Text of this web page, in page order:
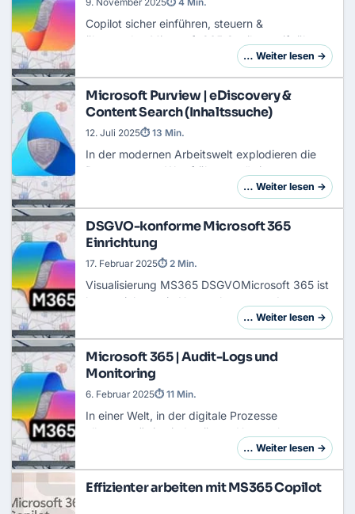
Copilot sicher einführen, steuern &
überwachenMicrosoft 365 Copilot greift über
den Microsoft Graph auf deine E-Mails,
Grounding bettet je…
… Weiter lesen →
Microsoft Purview | eDiscovery &
Content Search (Inhaltssuche)
In der modernen Arbeitswelt explodieren die
Datenmengen. Was früher „nur“ ein gut
sortiertes E-Mail-Postfach war, ist heute ein
OneDrive-Dokume…
12. Juli 2025⏱ 13 Min.
… Weiter lesen →
DSGVO-konforme Microsoft 365
Einrichtung
Visualisierung MS365 DSGVOMicrosoft 365 ist
heute nicht nur in Unternehmen, sondern auch
im privaten Bereich aus der digitalen
unter Berü…
17. Februar 2025⏱ 2 Min.
… Weiter lesen →
Microsoft 365 | Audit-Logs und
Monitoring
In einer Welt, in der digitale Prozesse
allgegenwärtig sind, müssen Unternehmen
immer mehr Daten schützen und dabei hohe
bietet hierf…
6. Februar 2025⏱ 11 Min.
… Weiter lesen →
Effizienter arbeiten mit MS365 Copilot